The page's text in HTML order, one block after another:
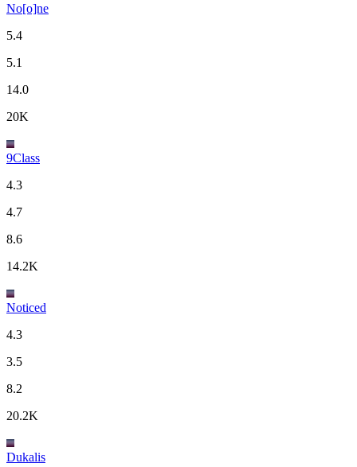
No[o]ne
5.4
5.1
14.0
20K
9Class
4.3
4.7
8.6
14.2K
Noticed
4.3
3.5
8.2
20.2K
Dukalis